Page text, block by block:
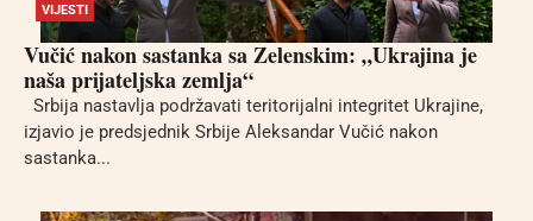
VIJESTI
Vučić nakon sastanka sa Zelenskim: „Ukrajina je
naša prijateljska zemlja“
Srbija nastavlja podržavati teritorijalni integritet Ukrajine,
izjavio je predsjednik Srbije Aleksandar Vučić nakon
sastanka...